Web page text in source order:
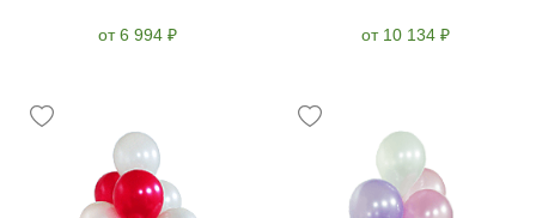
от 6 994 ₽ от 10 134 ₽